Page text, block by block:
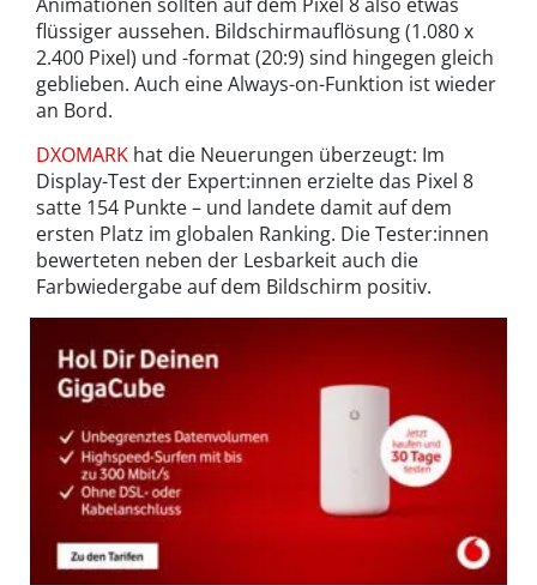
flüssiger aussehen. Bildschirmauflösung (1.080 x
2.400 Pixel) und -format (20:9) sind hingegen gleich
geblieben. Auch eine Always-on-Funktion ist wieder
an Bord.
DXOMARK hat die Neuerungen überzeugt: Im
Display-Test der Expert:innen erzielte das Pixel 8
satte 154 Punkte – und landete damit auf dem
ersten Platz im globalen Ranking. Die Tester:innen
bewerteten neben der Lesbarkeit auch die
Farbwiedergabe auf dem Bildschirm positiv.